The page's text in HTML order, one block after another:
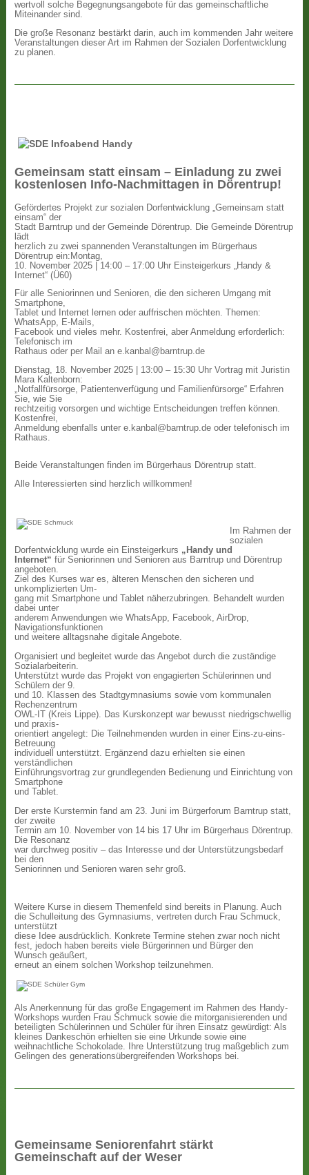
wertvoll solche Begegnungsangebote für das gemeinschaftliche
Miteinander sind.
Die große Resonanz bestärkt darin, auch im kommenden Jahr weitere
Veranstaltungen dieser Art im Rahmen der Sozialen Dorfentwicklung
zu planen.
Gemeinsam statt einsam – Einladung zu zwei
kostenlosen Info-Nachmittagen in Dörentrup!
Gefördertes Projekt zur sozialen Dorfentwicklung „Gemeinsam statt
einsam“ der
Stadt Barntrup und der Gemeinde Dörentrup. Die Gemeinde Dörentrup
lädt
herzlich zu zwei spannenden Veranstaltungen im Bürgerhaus
Dörentrup ein:Montag,
10. November 2025 | 14:00 – 17:00 Uhr Einsteigerkurs „Handy &
Internet“ (Ü60)
Für alle Seniorinnen und Senioren, die den sicheren Umgang mit
Smartphone,
Tablet und Internet lernen oder auffrischen möchten. Themen:
WhatsApp, E-Mails,
Facebook und vieles mehr. Kostenfrei, aber Anmeldung erforderlich:
Telefonisch im
Rathaus oder per Mail an e.kanbal@barntrup.de
Dienstag, 18. November 2025 | 13:00 – 15:30 Uhr Vortrag mit Juristin
Mara Kaltenborn:
„Notfallfürsorge, Patientenverfügung und Familienfürsorge“ Erfahren
Sie, wie Sie
rechtzeitig vorsorgen und wichtige Entscheidungen treffen können.
Kostenfrei,
Anmeldung ebenfalls unter e.kanbal@barntrup.de oder telefonisch im
Rathaus.
Beide Veranstaltungen finden im Bürgerhaus Dörentrup statt.
Alle Interessierten sind herzlich willkommen!
Im Rahmen der
sozialen
Dorfentwicklung wurde ein Einsteigerkurs „Handy und
Internet“ für Seniorinnen und Senioren aus Barntrup und Dörentrup
angeboten.
Ziel des Kurses war es, älteren Menschen den sicheren und
unkomplizierten Um-
gang mit Smartphone und Tablet näherzubringen. Behandelt wurden
dabei unter
anderem Anwendungen wie WhatsApp, Facebook, AirDrop,
Navigationsfunktionen
und weitere alltagsnahe digitale Angebote.
Organisiert und begleitet wurde das Angebot durch die zuständige
Sozialarbeiterin.
Unterstützt wurde das Projekt von engagierten Schülerinnen und
Schülern der 9.
und 10. Klassen des Stadtgymnasiums sowie vom kommunalen
Rechenzentrum
OWL-IT (Kreis Lippe). Das Kurskonzept war bewusst niedrigschwellig
und praxis-
orientiert angelegt: Die Teilnehmenden wurden in einer Eins-zu-eins-
Betreuung
individuell unterstützt. Ergänzend dazu erhielten sie einen
verständlichen
Einführungsvortrag zur grundlegenden Bedienung und Einrichtung von
Smartphone
und Tablet.
Der erste Kurstermin fand am 23. Juni im Bürgerforum Barntrup statt,
der zweite
Termin am 10. November von 14 bis 17 Uhr im Bürgerhaus Dörentrup.
Die Resonanz
war durchweg positiv – das Interesse und der Unterstützungsbedarf
bei den
Seniorinnen und Senioren waren sehr groß.
Weitere Kurse in diesem Themenfeld sind bereits in Planung. Auch
die Schulleitung des Gymnasiums, vertreten durch Frau Schmuck,
unterstützt
diese Idee ausdrücklich. Konkrete Termine stehen zwar noch nicht
fest, jedoch haben bereits viele Bürgerinnen und Bürger den
Wunsch geäußert,
erneut an einem solchen Workshop teilzunehmen.
Als Anerkennung für das große Engagement im Rahmen des Handy-
Workshops wurden Frau Schmuck sowie die mitorganisierenden und
beteiligten Schülerinnen und Schüler für ihren Einsatz gewürdigt: Als
kleines Dankeschön erhielten sie eine Urkunde sowie eine
weihnachtliche Schokolade. Ihre Unterstützung trug maßgeblich zum
Gelingen des generationsübergreifenden Workshops bei.
Gemeinsame Seniorenfahrt stärkt
Gemeinschaft auf der Weser